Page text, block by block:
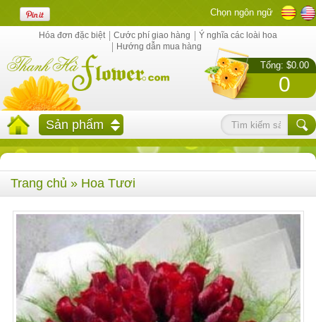
Chọn ngôn ngữ
Tổng: $0.00
0
Hóa đơn đặc biệt Cước phí giao hàng
Ý nghĩa các loài hoa
Hướng dẫn mua hàng
Sản phẩm
Trang chủ » Hoa Tươi